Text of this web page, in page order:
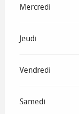
Mercredi
Jeudi
Vendredi
Samedi